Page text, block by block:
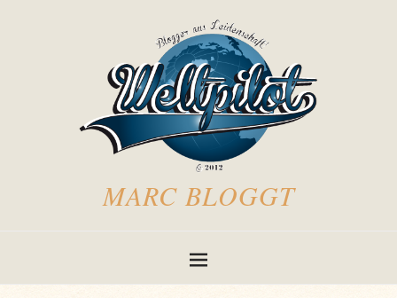
MARC BLOGGT